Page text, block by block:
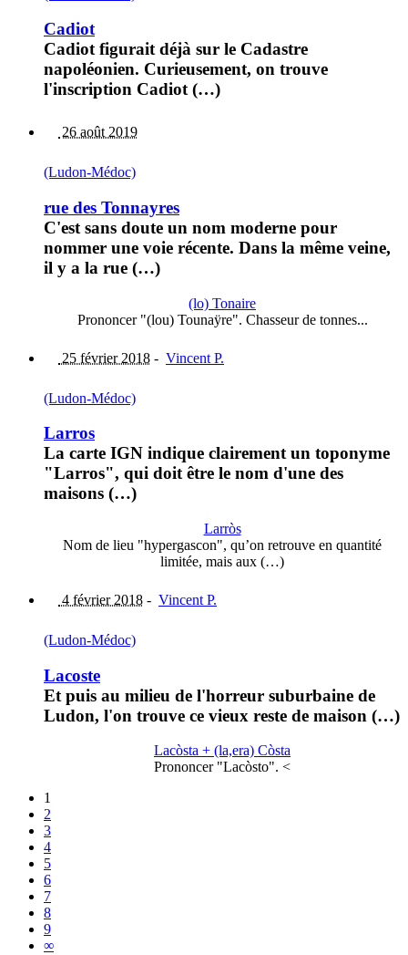
Cadiot
Cadiot figurait déjà sur le Cadastre
napoléonien. Curieusement, on trouve
l'inscription Cadiot (…)
26 août 2019
(Ludon-Médoc)
rue des Tonnayres
C'est sans doute un nom moderne pour
nommer une voie récente. Dans la même veine,
il y a la rue (…)
(lo) Tonaire
Prononcer "(lou) Tounaÿre". Chasseur de tonnes...
25 février 2018 - Vincent P.
(Ludon-Médoc)
Larros
La carte IGN indique clairement un toponyme
"Larros", qui doit être le nom d'une des
maisons (…)
Larròs
Nom de lieu "hypergascon", qu’on retrouve en quantité
limitée, mais aux (…)
4 février 2018 - Vincent P.
(Ludon-Médoc)
Lacoste
Et puis au milieu de l'horreur suburbaine de
Ludon, l'on trouve ce vieux reste de maison (…)
Lacòsta + (la,era) Còsta
Prononcer "Lacòsto". <
1
2
3
4
5
6
7
8
9
∞